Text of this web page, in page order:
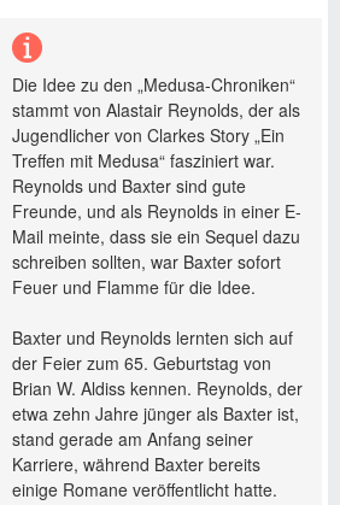
Die Idee zu den „Medusa-Chroniken“
stammt von Alastair Reynolds, der als
Jugendlicher von Clarkes Story „Ein
Treffen mit Medusa“ fasziniert war.
Reynolds und Baxter sind gute
Freunde, und als Reynolds in einer E-
Mail meinte, dass sie ein Sequel dazu
schreiben sollten, war Baxter sofort
Feuer und Flamme für die Idee.
Baxter und Reynolds lernten sich auf
der Feier zum 65. Geburtstag von
Brian W. Aldiss kennen. Reynolds, der
etwa zehn Jahre jünger als Baxter ist,
stand gerade am Anfang seiner
Karriere, während Baxter bereits
einige Romane veröffentlicht hatte.